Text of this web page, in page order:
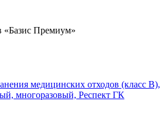
«Базис Премиум»
медицинских отходов (класс В),
многоразовый, Респект ГК